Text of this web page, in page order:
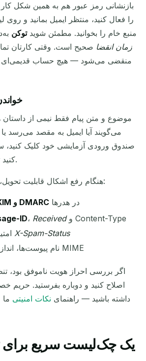
بازنشانی رمز عبور هم به همین شکل
را فعال کنید، منتظر ایمیل بمانید و
منبع خام را بخوانید. مطمئن شویدتوکن
زمان انقضا صحیح است. وقتی کارتان
منقضی می‌شود — هیچ حساب قدیمی‌ای
موضوع و متن پیام فقط نیمی از داستان
می‌گویند آیا ایمیل به مقصد می‌رسد
صندوق ورودی آزمایشی خود کلیک کنید،
کنید تا منبع کامل را ببینید.
هنگام رفع اشکال قابلیت تحویل، به دنبال این‌ها باشید:
SPF، DKIM و DMARC در هدرها
ID، Received
و Content-Type
X-Spam-Status
نام پیوست‌ها، اندازه‌ها و مرزهای MIME
اگر بررسی احراز هویت ناموفق بود،
اصلاح کنید و دوباره بفرستید. حریم
داشته باشید — راهنمای نکات امنیتی
یک چک‌لیست سریع